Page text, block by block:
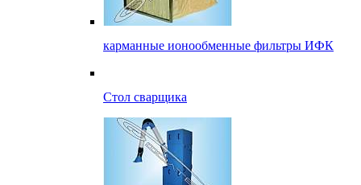
карманные ионообменные фильтры ИФК
Стол сварщика